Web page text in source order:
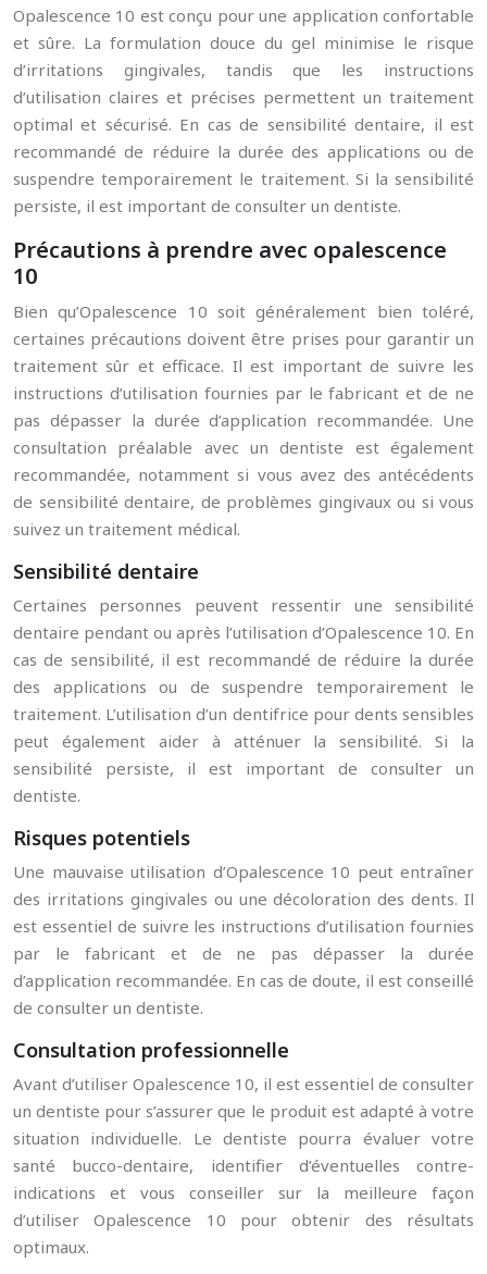
Opalescence 10 est conçu pour une application confortable
et sûre. La formulation douce du gel minimise le risque
d’irritations gingivales, tandis que les instructions
d’utilisation claires et précises permettent un traitement
optimal et sécurisé. En cas de sensibilité dentaire, il est
recommandé de réduire la durée des applications ou de
suspendre temporairement le traitement. Si la sensibilité
persiste, il est important de consulter un dentiste.
Précautions à prendre avec opalescence
10
Bien qu’Opalescence 10 soit généralement bien toléré,
certaines précautions doivent être prises pour garantir un
traitement sûr et efficace. Il est important de suivre les
instructions d’utilisation fournies par le fabricant et de ne
pas dépasser la durée d’application recommandée. Une
consultation préalable avec un dentiste est également
recommandée, notamment si vous avez des antécédents
de sensibilité dentaire, de problèmes gingivaux ou si vous
suivez un traitement médical.
Sensibilité dentaire
Certaines personnes peuvent ressentir une sensibilité
dentaire pendant ou après l’utilisation d’Opalescence 10. En
cas de sensibilité, il est recommandé de réduire la durée
des applications ou de suspendre temporairement le
traitement. L’utilisation d’un dentifrice pour dents sensibles
peut également aider à atténuer la sensibilité. Si la
sensibilité persiste, il est important de consulter un
dentiste.
Risques potentiels
Une mauvaise utilisation d’Opalescence 10 peut entraîner
des irritations gingivales ou une décoloration des dents. Il
est essentiel de suivre les instructions d’utilisation fournies
par le fabricant et de ne pas dépasser la durée
d’application recommandée. En cas de doute, il est conseillé
de consulter un dentiste.
Consultation professionnelle
Avant d’utiliser Opalescence 10, il est essentiel de consulter
un dentiste pour s’assurer que le produit est adapté à votre
situation individuelle. Le dentiste pourra évaluer votre
santé bucco-dentaire, identifier d’éventuelles contre-
indications et vous conseiller sur la meilleure façon
d’utiliser Opalescence 10 pour obtenir des résultats
optimaux.